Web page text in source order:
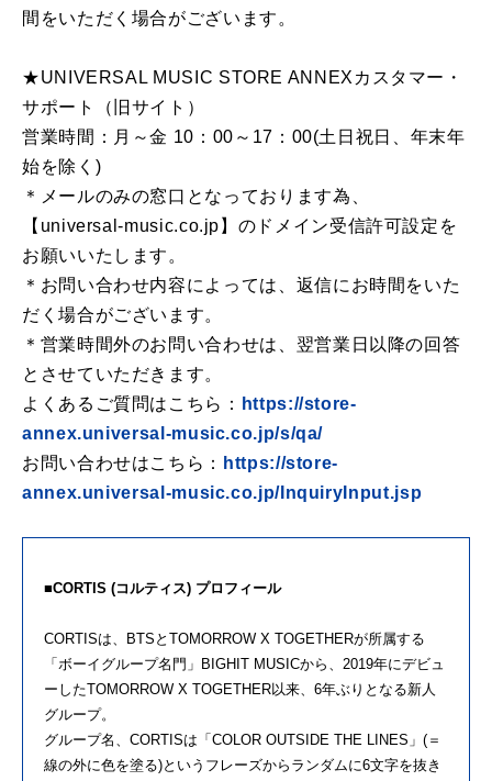
間をいただく場合がございます。
★UNIVERSAL MUSIC STORE ANNEXカスタマー・
サポート（旧サイト）
営業時間：月～金 10：00～17：00(土日祝日、年末年
始を除く)
＊メールのみの窓口となっております為、
【universal-music.co.jp】のドメイン受信許可設定を
お願いいたします。
＊お問い合わせ内容によっては、返信にお時間をいた
だく場合がございます。
＊営業時間外のお問い合わせは、翌営業日以降の回答
とさせていただきます。
よくあるご質問はこちら：
https://store-
annex.universal-music.co.jp/s/qa/
お問い合わせはこちら：
https://store-
annex.universal-music.co.jp/InquiryInput.jsp
■CORTIS (コルティス) プロフィール
CORTISは、BTSとTOMORROW X TOGETHERが所属する
「ボーイグループ名門」BIGHIT MUSICから、2019年にデビュ
ーしたTOMORROW X TOGETHER以来、6年ぶりとなる新人
グループ。
グループ名、CORTISは「COLOR OUTSIDE THE LINES」(＝
線の外に色を塗る)というフレーズからランダムに6文字を抜き